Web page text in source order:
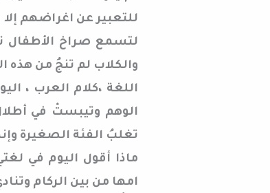
للتعبير عن اغراضهم
لتسمع صراخ الأطفال
والكلاب لم تنجُ من هذه
اللغة ،كلام العرب ،
الوهم وتيبستْ في
تغلبُ الفئة الصغيرة
ماذا أقول اليوم في
امها من بين الركام